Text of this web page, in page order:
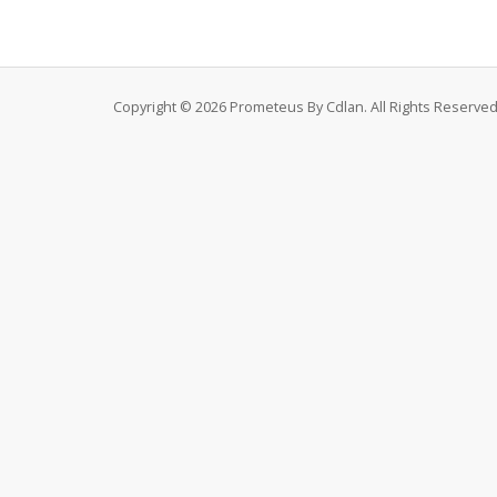
Copyright © 2026 Prometeus By Cdlan. All Rights